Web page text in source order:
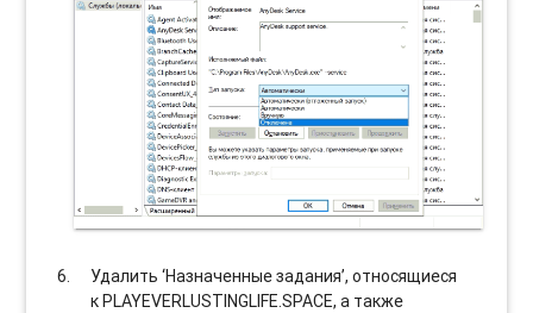
Удалить ‘Назначенные задания’, относящиеся
к PLAYEVERLUSTINGLIFE.SPACE, а также